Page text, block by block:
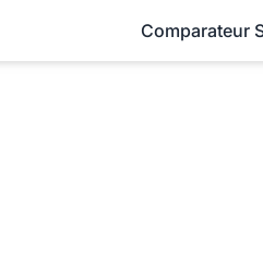
Comparateur